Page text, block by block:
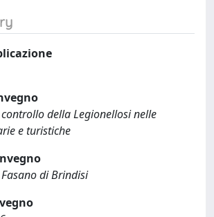
della Legionellosi nelle
e turistiche
di Brindisi